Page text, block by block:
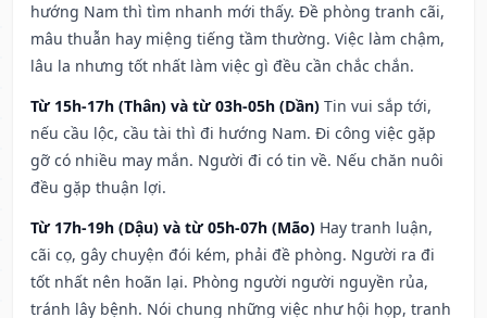
hướng Nam thì tìm nhanh mới thấy. Đề phòng tranh cãi,
mâu thuẫn hay miệng tiếng tầm thường. Việc làm chậm,
lâu la nhưng tốt nhất làm việc gì đều cần chắc chắn.
Từ 15h-17h (Thân) và từ 03h-05h (Dần) Tin vui sắp tới,
nếu cầu lộc, cầu tài thì đi hướng Nam. Đi công việc gặp
gỡ có nhiều may mắn. Người đi có tin về. Nếu chăn nuôi
đều gặp thuận lợi.
Từ 17h-19h (Dậu) và từ 05h-07h (Mão) Hay tranh luận,
cãi cọ, gây chuyện đói kém, phải đề phòng. Người ra đi
tốt nhất nên hoãn lại. Phòng người người nguyền rủa,
tránh lây bệnh. Nói chung những việc như hội họp, tranh